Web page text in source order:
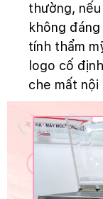
thường,
không
tính thẩm
logo cố
che mất nội